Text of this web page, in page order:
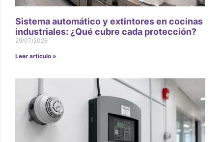
Sistema automático y extintores en cocinas
industriales: ¿Qué cubre cada protección?
29/07/2026
Leer artículo »